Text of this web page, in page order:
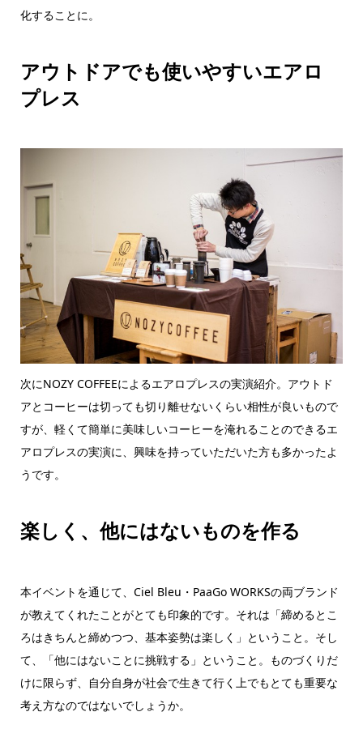
化することに。
アウトドアでも使いやすいエアロ
プレス
次にNOZY COFFEEによるエアロプレスの実演紹介。アウトド
アとコーヒーは切っても切り離せないくらい相性が良いもので
すが、軽くて簡単に美味しいコーヒーを淹れることのできるエ
アロプレスの実演に、興味を持っていただいた方も多かったよ
うです。
楽しく、他にはないものを作る
本イベントを通じて、Ciel Bleu・PaaGo WORKSの両ブランド
が教えてくれたことがとても印象的です。それは「締めるとこ
ろはきちんと締めつつ、基本姿勢は楽しく」ということ。そし
て、「他にはないことに挑戦する」ということ。ものづくりだ
けに限らず、自分自身が社会で生きて行く上でもとても重要な
考え方なのではないでしょうか。